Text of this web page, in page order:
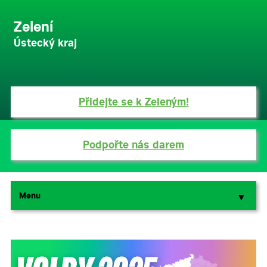
Zelení
Ústecký kraj
Přidejte se k Zeleným!
Podpořte nás darem
Menu ▼
▼